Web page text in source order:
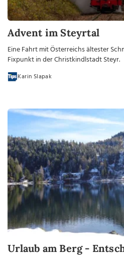
Advent im Steyrtal
Eine Fahrt mit Österreichs ältester
Fixpunkt in der Christkindlstadt Steyr.
Karin Slapak
Urlaub am Berg -